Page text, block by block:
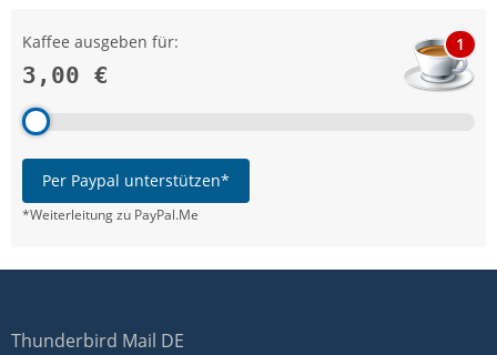
Kaffee ausgeben für:
3,00 €
1
Per Paypal unterstützen*
*Weiterleitung zu PayPal.Me
Thunderbird Mail DE